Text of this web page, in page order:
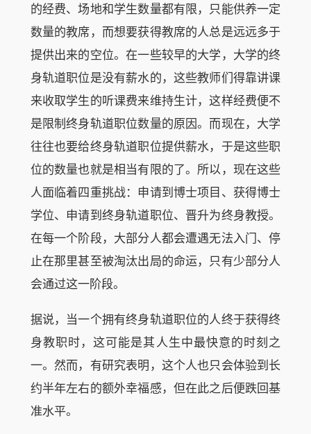
的经费、场地和学生数量都有限，只能供养一定
数量的教席，而想要获得教席的人总是远远多于
提供出来的空位。在一些较早的大学，大学的终
身轨道职位是没有薪水的，这些教师们得靠讲课
来收取学生的听课费来维持生计，这样经费便不
是限制终身轨道职位数量的原因。而现在，大学
往往也要给终身轨道职位提供薪水，于是这些职
位的数量也就是相当有限的了。所以，现在这些
人面临着四重挑战：申请到博士项目、获得博士
学位、申请到终身轨道职位、晋升为终身教授。
在每一个阶段，大部分人都会遭遇无法入门、停
止在那里甚至被淘汰出局的命运，只有少部分人
会通过这一阶段。
据说，当一个拥有终身轨道职位的人终于获得终
身教职时，这可能是其人生中最快意的时刻之
一。然而，有研究表明，这个人也只会体验到长
约半年左右的额外幸福感，但在此之后便跌回基
准水平。